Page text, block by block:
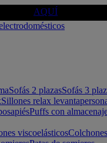
AQUÍ
Sofás 2 plazasSofás 3
Sillones relax
Puffs con
viscoelásticos